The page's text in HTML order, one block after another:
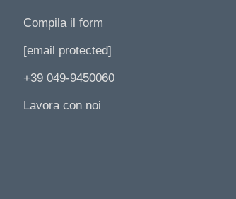
Compila il form
[email protected]
+39 049-9450060
Lavora con noi